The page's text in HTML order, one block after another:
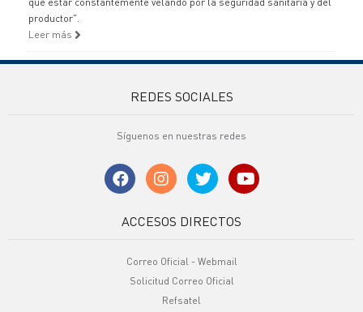
productor".
Leer más
REDES SOCIALES
Síguenos en nuestras redes
ACCESOS DIRECTOS
Correo Oficial - Webmail
Solicitud Correo Oficial
Refsatel